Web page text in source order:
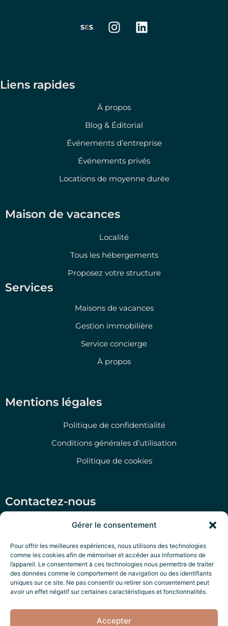
Gérer le consentement
Pour offrir les meilleures expériences, nous utilisons des technologies
comme les cookies afin de mémoriser et accéder aux informations de
l’appareil. Le consentement à ces technologies nous permettra de traiter
des données comme le comportement de navigation ou des identifiants
uniques sur ce site. Ne pas consentir ou retirer son consentement peut
avoir un effet négatif sur certaines caractéristiques et fonctionnalités.
Accepter
I
n
a
m
L
i
Liens rapides
À propos
Blog & Éditorial
Événements d’entreprise
Événements privés
Locations de moyenne durée
Maison de vacances
Localité
Tous les hébergements
Proposez votre structure
Services
Maisons de vacances
Gestion immobilière
Service concierge
À propos
Mentions légales
Politique de confidentialité
Conditions générales d’utilisation
Politique de cookies
Contactez-nous
Salento Prime Srl, Via San Martino 47, Morciano di
‭+39 351 79 47 280‬
P.IVA: IT05322970756
Salento Exclusive Services